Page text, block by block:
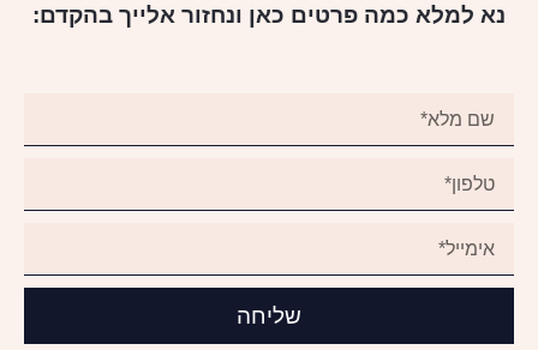
נא למלא כמה פרטים כאן ונחזור אלייך בהקדם:
שליחה